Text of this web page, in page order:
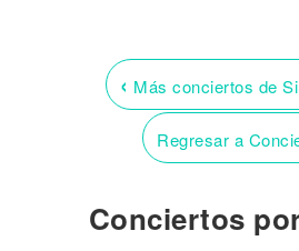
‹ Más conciertos de
Regresar a
Conciertos